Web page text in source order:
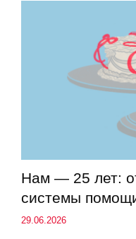
Нам — 25 лет:
системы
29.06.2026